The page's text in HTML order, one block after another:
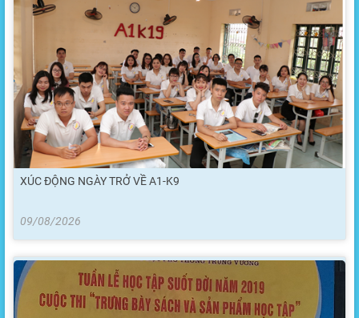
XÚC ĐỘNG NGÀY TRỞ VỀ A1-K9
09/08/2026